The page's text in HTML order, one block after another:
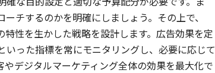
チするのかを明確にしましょう。その上で、
性を生かした戦略を設計します。広告効果を定
った指標を常にモニタリングし、必要に応じて
デジタルマーケティング全体の効果を最大化で